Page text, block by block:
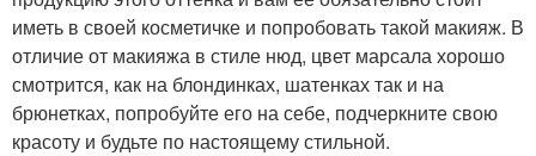
иметь в своей косметичке и попробовать такой макияж. В
отличие от макияжа в стиле нюд, цвет марсала хорошо
смотрится, как на блондинках, шатенках так и на
брюнетках, попробуйте его на себе, подчеркните свою
красоту и будьте по настоящему стильной.